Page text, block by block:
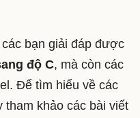
bạn giải đáp được
độ C, mà còn các
Để tìm hiểu về các
tham khảo các bài viết